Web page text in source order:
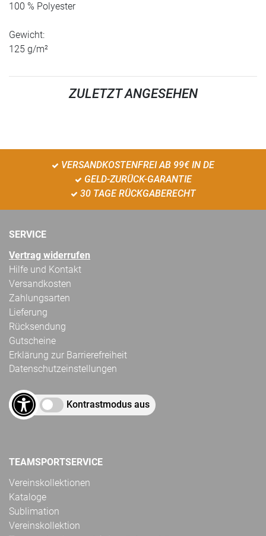
100 % Polyester
Gewicht:
125 g/m²
ZULETZT ANGESEHEN
VERSANDKOSTENFREI AB 99€ IN DE
GELD-ZURÜCK-GARANTIE
30 TAGE RÜCKGABERECHT
SERVICE
Vertrag widerrufen
Hilfe und Kontakt
Versandkosten
Zahlungsarten
Lieferung
Rücksendung
Gutscheine
Erklärung zur Barrierefreiheit
Datenschutzeinstellungen
Kontrastmodus aus
TEAMSPORTSERVICE
Vereinskollektionen
Kataloge
Sublimation
Vereinskollektion